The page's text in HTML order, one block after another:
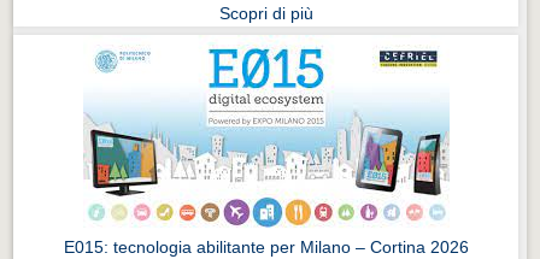
Scopri di più
E015: tecnologia abilitante per Milano – Cortina 2026